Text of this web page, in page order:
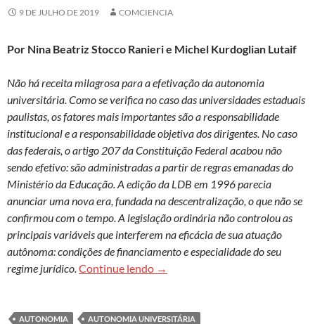
9 DE JULHO DE 2019 COMCIENCIA
Por Nina Beatriz Stocco Ranieri e Michel Kurdoglian Lutaif
Não há receita milagrosa para a efetivação da autonomia
universitária. Como se verifica no caso das universidades estaduais
paulistas, os fatores mais importantes são a responsabilidade
institucional e a responsabilidade objetiva dos dirigentes. No caso
das federais, o artigo 207 da Constituição Federal acabou não
sendo efetivo: são administradas a partir de regras emanadas do
Ministério da Educação. A edição da LDB em 1996 parecia
anunciar uma nova era, fundada na descentralização, o que não se
confirmou com o tempo. A legislação ordinária não controlou as
principais variáveis que interferem na eficácia de sua atuação
autônoma: condições de financiamento e especialidade do seu
regime jurídico.Continue lendo A autonomia universitária e
→
AUTONOMIA
AUTONOMIA UNIVERSITÁRIA